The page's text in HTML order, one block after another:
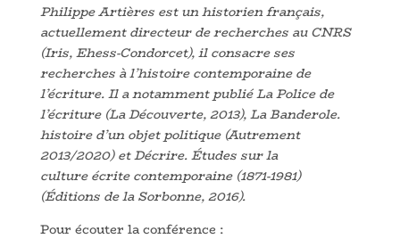
Philippe Artières est un historien français,
actuellement directeur de recherches au CNRS
(Iris, Ehess-Condorcet), il consacre ses
recherches à l’histoire contemporaine de
l’écriture. Il a notamment publié La Police de
l’écriture (La Découverte, 2013), La Banderole.
histoire d’un objet politique (Autrement
2013/2020) et Décrire. Études sur la
culture écrite contemporaine (1871-1981)
(Éditions de la Sorbonne, 2016).
Pour écouter la conférence :